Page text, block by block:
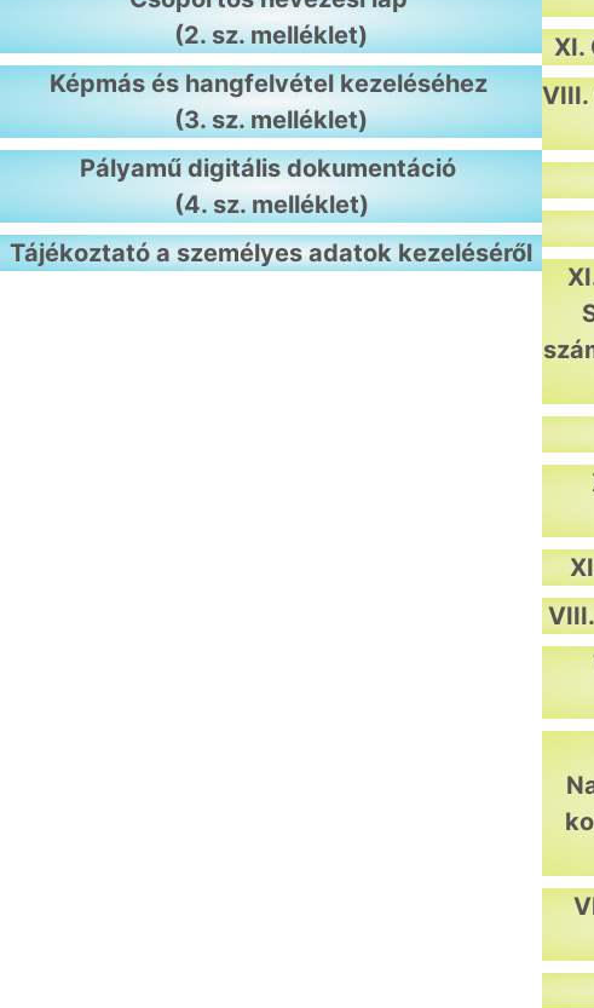
(2. sz. melléklet)
Képmás és hangfelvétel kezeléséhez
(3. sz. melléklet)
Pályamű digitális dokumentáció
(4. sz. melléklet)
Tájékoztató a személyes adatok kezeléséről
XI.